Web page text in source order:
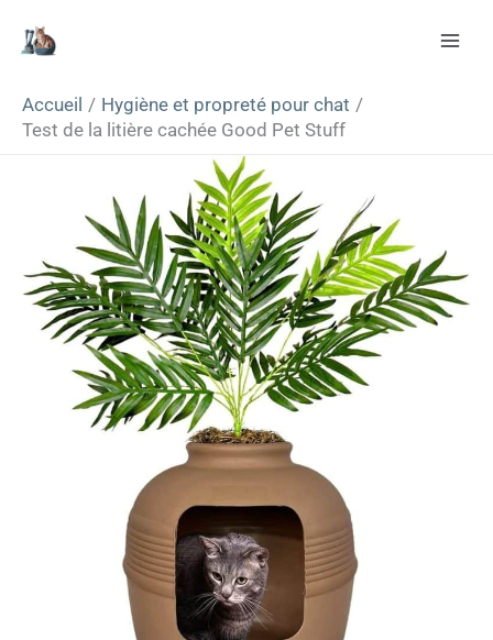
Accueil
Hygiène et propreté pour chat
Test de la litière cachée Good Pet Stuff